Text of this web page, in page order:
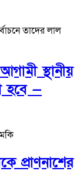
স্থানীয়
হবে —
প্রাণনাশের